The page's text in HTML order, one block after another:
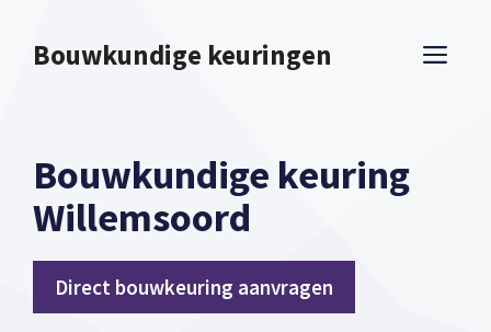
naarBouwkundige keuringen
Bouwkundige keuring
Willemsoord
Direct bouwkeuring aanvragen